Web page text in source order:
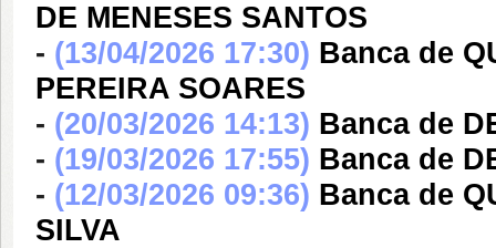
DE MENESES SANTOS
- (13/04/2026 17:30) Banca de
PEREIRA SOARES
- (20/03/2026 14:13) Banca de
- (19/03/2026 17:55) Banca de
- (12/03/2026 09:36) Banca de
SILVA